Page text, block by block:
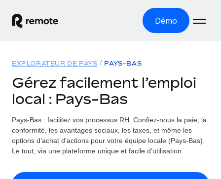
Démo
EMPLOI À L’INTERNATIONAL
Paie multipays
Gérez la paie facilement et en toute conformité
Employer of record
entités
Solutions
COUVERTURE MONDIALE
Explorateur de pays
Toutes les informations sur l’emploi à l’international,
Ressources
OUTILS & CALCULATEURS
Tarification
EXPLORATEUR DE PAYS PAYS-BAS
Gérez facilement l’emploi
local : Pays-Bas
Pays-Bas : facilitez vos processus RH. Confiez-nous la paie, la
conformité, les avantages sociaux, les taxes, et même les
options d’achat d’actions pour votre équipe locale (Pays-Bas).
Le tout, via une plateforme unique et facile d’utilisation.